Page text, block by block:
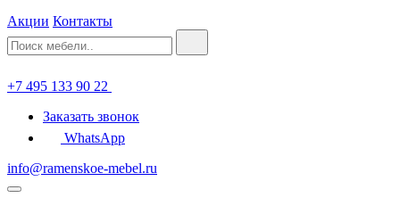
Акции Контакты
+7 495 133 90 22
Заказать звонок
WhatsApp
info@ramenskoe-mebel.ru